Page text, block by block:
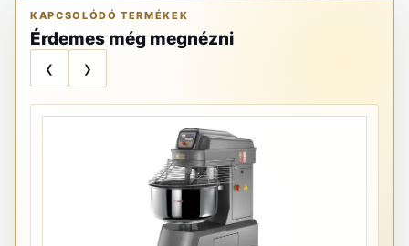
KAPCSOLÓDÓ TERMÉKEK
Érdemes még megnézni
‹ ›